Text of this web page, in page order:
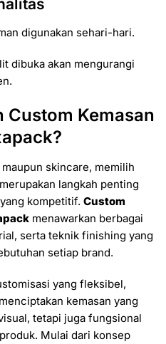
digunakan sehari-hari.
dibuka akan mengurangi
Custom Kemasan
skincare, memilih
langkah penting
kompetitif. Custom
menawarkan berbagai
serta teknik finishing yang
setiap brand.
yang fleksibel,
kemasan yang
tetapi juga fungsional
Mulai dari konsep